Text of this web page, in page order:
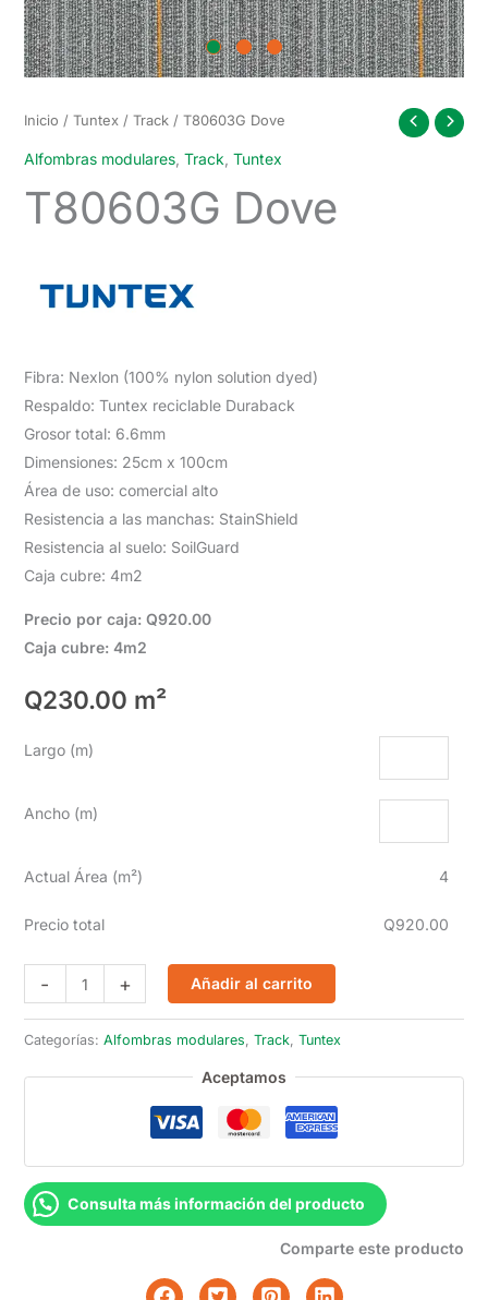
Inicio / Tuntex / Track/ T80603G Dove
Alfombras modulares, Track Tuntex
T80603G Dove
Fibra: Nexlon (100% nylon solution dyed)
Respaldo: Tuntex reciclable Duraback
Grosor total: 6.6mm
Dimensiones: 25cm x 100cm
Área de uso: comercial alto
Resistencia a las manchas: StainShield
Resistencia al suelo: SoilGuard
Caja cubre: 4m2
Precio por caja: Q920.00
Caja cubre: 4m2
Q230.00 m²
Largo (m)
Ancho (m)
Actual Área (m²) 4
Precio total Q920.00
-
T80603G
Dove
cantidad
+ Añadir al carrito
Categorías: Alfombras modulares Track, Tuntex
Aceptamos
Consulta más información del producto
Comparte este producto